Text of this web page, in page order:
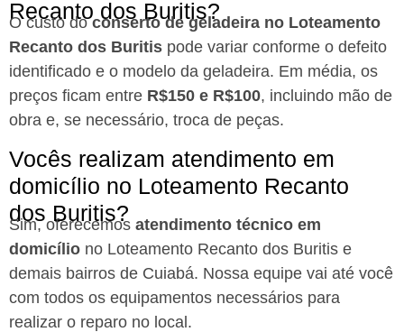
Recanto dos Buritis?
O custo doconserto de geladeira no Loteamento
Recanto dos Buritis pode variar conforme o defeito
identificado e o modelo da geladeira. Em média, os
preços ficam entre R$150 e R$100, incluindo mão de
obra e, se necessário, troca de peças.
Vocês realizam atendimento em
domicílio no Loteamento Recanto
dos Buritis?
Sim, oferecemos atendimento técnico em
domicílio no Loteamento Recanto dos Buritis e
demais bairros de Cuiabá. Nossa equipe vai até você
com todos os equipamentos necessários para
realizar o reparo no local.